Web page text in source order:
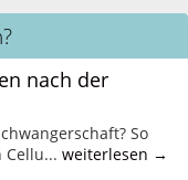
nach der
So
weiterlesen →